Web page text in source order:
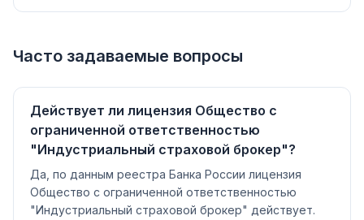
Часто задаваемые вопросы
Действует ли лицензия Общество с
ограниченной ответственностью
"Индустриальный страховой брокер"?
Да, по данным реестра Банка России лицензия
Общество с ограниченной ответственностью
"Индустриальный страховой брокер" действует.